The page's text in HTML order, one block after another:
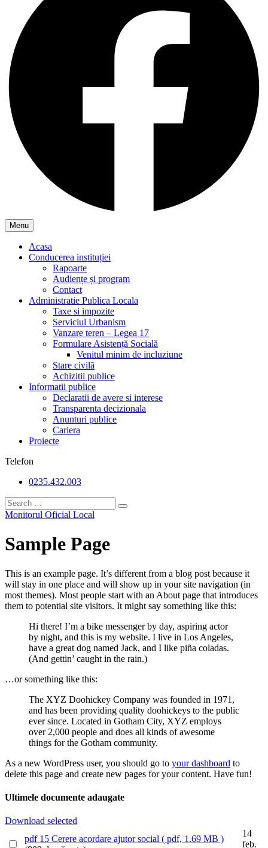
Menu
Acasa
Conducerea instituției
Rapoarte
Audiențe și program
Contact
Administratie Publica Locala
Taxe si impozite
Serviciul Urbanism
Vanzare teren – Legea 17
Formulare Asistență Socială
Venitul minim de incluziune
Stare civilă
Achizitii publice
Informatii publice
Declaratii de avere si interese
Transparenta decizionala
Anunturi publice
Cariera
Proiecte
Telefon
0235.432.003
Monitorul Oficial Local
Sample Page
This is an example page. It’s different from a blog post because it
will stay in one place and will show up in your site navigation (in
most themes). Most people start with an About page that introduces
them to potential site visitors. It might say something like this:
Hi there! I’m a bike messenger by day, aspiring actor
by night, and this is my website. I live in Los Angeles,
have a great dog named Jack, and I like piña coladas.
(And gettin’ caught in the rain.)
…or something like this:
The XYZ Doohickey Company was founded in 1971,
and has been providing quality doohickeys to the public
ever since. Located in Gotham City, XYZ employs
over 2,000 people and does all kinds of awesome
things for the Gotham community.
As a new WordPress user, you should go to your dashboard to
delete this page and create new pages for your content. Have fun!
Ultimele documente adaugate
Download selected
pdf 15 Cerere acordare ajutor social ( pdf, 1.69 MB )
14
feb.